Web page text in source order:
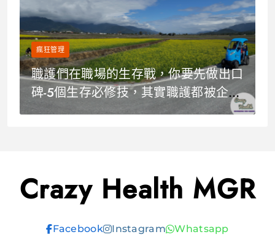
瘋狂管理
職護們在職場的生存戰，你要先做出口
碑-5個生存必修技，其實職護都被企業
低估了
Crazy Health MGR
Facebook Instagram Whatsapp